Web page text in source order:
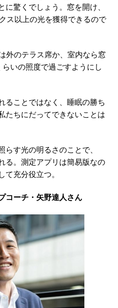
驚くでしょう。窓を開け、
ス以上の光を獲得できるので
外のテラス席か、室内なら窓
いの照度で過ごすようにし
ることではなく、睡眠の勝ち
たちにだってできないことは
らす光の明るさのことで、
る。測定アプリは簡易版なの
て充分役立つ。
コーチ・矢野達人さん